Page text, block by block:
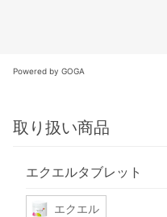
Powered by GOGA
取り扱い商品
エクエルタブレット
エクエル